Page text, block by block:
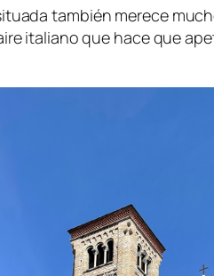
también merece
italiano que hace que